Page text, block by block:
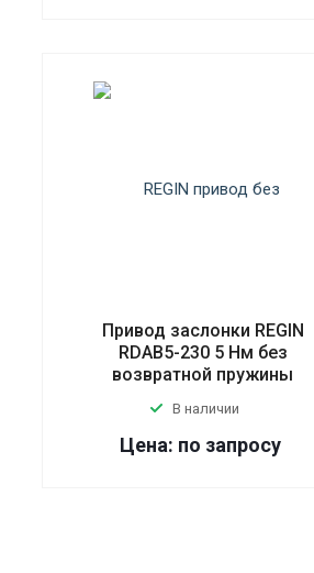
Привод заслонки REGIN
RDAB5-230 5 Нм без
возвратной пружины
В наличии
Цена: по запросу